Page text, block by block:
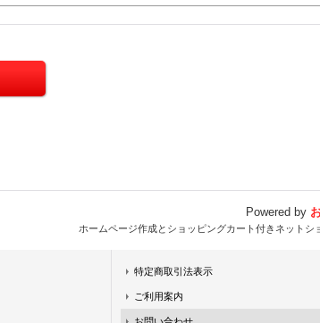
Powered by
ホームページ作成とショッピングカート付きネットシ
特定商取引法表示
ご利用案内